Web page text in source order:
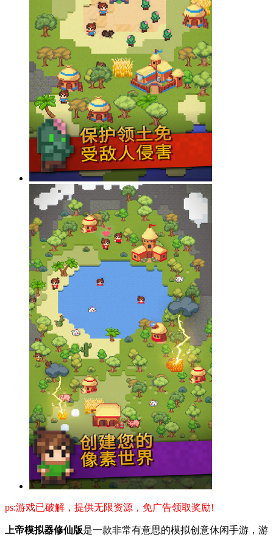
ps:游戏已破解，提供无限资源，免广告领取奖励!
上帝模拟器修仙版是一款非常有意思的模拟创意休闲手游，游